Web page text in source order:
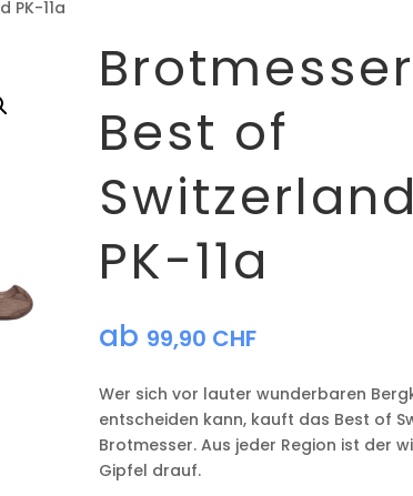
PK-11a
Brotmesser
Best of
Switzerland
PK-11a
ab 99,90 CHF
Wer sich vor lauter wunderbaren
entscheiden kann, kauft das Best of
Brotmesser. Aus jeder Region ist der
Gipfel drauf.